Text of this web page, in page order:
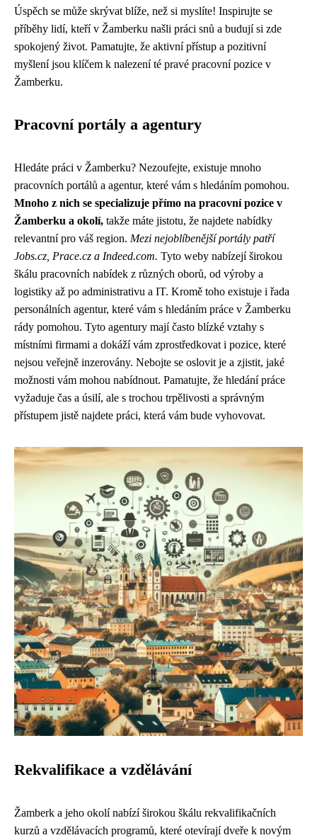
Úspěch se může skrývat blíže, než si myslíte! Inspirujte se
příběhy lidí, kteří v Žamberku našli práci snů a budují si zde
spokojený život. Pamatujte, že aktivní přístup a pozitivní
myšlení jsou klíčem k nalezení té pravé pracovní pozice v
Žamberku.
Pracovní portály a agentury
Hledáte práci v Žamberku? Nezoufejte, existuje mnoho
pracovních portálů a agentur, které vám s hledáním pomohou.
Mnoho z nich se specializuje přímo na pracovní pozice v
Žamberku a okolí, takže máte jistotu, že najdete nabídky
relevantní pro váš region. Mezi nejoblíbenější portály patří
Jobs.cz, Prace.cz a Indeed.com. Tyto weby nabízejí širokou
škálu pracovních nabídek z různých oborů, od výroby a
logistiky až po administrativu a IT. Kromě toho existuje i řada
personálních agentur, které vám s hledáním práce v Žamberku
rády pomohou. Tyto agentury mají často blízké vztahy s
místními firmami a dokáží vám zprostředkovat i pozice, které
nejsou veřejně inzerovány. Nebojte se oslovit je a zjistit, jaké
možnosti vám mohou nabídnout. Pamatujte, že hledání práce
vyžaduje čas a úsilí, ale s trochou trpělivosti a správným
přístupem jistě najdete práci, která vám bude vyhovovat.
Rekvalifikace a vzdělávání
Žamberk a jeho okolí nabízí širokou škálu rekvalifikačních
kurzů a vzdělávacích programů, které otevírají dveře k novým